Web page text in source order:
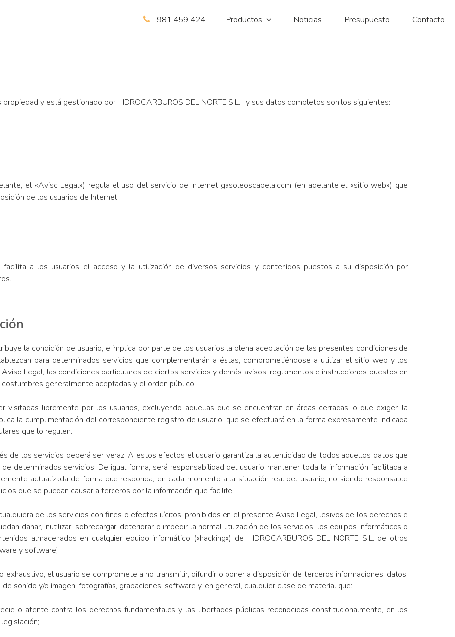
Productos Noticias Presupuesto Contacto
981 459 424
y está gestionado por HIDROCARBUROS DEL NORTE S.L. , y sus datos completos son los siguientes:
el «Aviso Legal») regula el uso del servicio de Internet gasoleoscapela.com (en adelante el «sitio web») que
de los usuarios de Internet.
a los usuarios el acceso y la utilización de diversos servicios y contenidos puestos a su disposición por
la condición de usuario, e implica por parte de los usuarios la plena aceptación de las presentes condiciones de
para determinados servicios que complementarán a éstas, comprometiéndose a utilizar el sitio web y los
Legal, las condiciones particulares de ciertos servicios y demás avisos, reglamentos e instrucciones puestos en
generalmente aceptadas y el orden público.
visitadas libremente por los usuarios, excluyendo aquellas que se encuentran en áreas cerradas, o que exigen la
la cumplimentación del correspondiente registro de usuario, que se efectuará en la forma expresamente indicada
que lo regulen.
de los servicios deberá ser veraz. A estos efectos el usuario garantiza la autenticidad de todos aquellos datos que
determinados servicios. De igual forma, será responsabilidad del usuario mantener toda la información facilitada a
actualizada de forma que responda, en cada momento a la situación real del usuario, no siendo responsable
que se puedan causar a terceros por la información que facilite.
de los servicios con fines o efectos ilícitos, prohibidos en el presente Aviso Legal, lesivos de los derechos e
dañar, inutilizar, sobrecargar, deteriorar o impedir la normal utilización de los servicios, los equipos informáticos o
almacenados en cualquier equipo informático («hacking») de HIDROCARBUROS DEL NORTE S.L. de otros
y software).
exhaustivo, el usuario se compromete a no transmitir, difundir o poner a disposición de terceros informaciones, datos,
sonido y/o imagen, fotografías, grabaciones, software y, en general, cualquier clase de material que:
o atente contra los derechos fundamentales y las libertades públicas reconocidas constitucionalmente, en los